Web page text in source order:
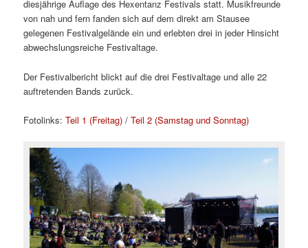
diesjährige Auflage des Hexentanz Festivals statt. Musikfreunde
von nah und fern fanden sich auf dem direkt am Stausee
gelegenen Festivalgelände ein und erlebten drei in jeder Hinsicht
abwechslungsreiche Festivaltage.
Der Festivalbericht blickt auf die drei Festivaltage und alle 22
auftretenden Bands zurück.
Fotolinks:Teil 1 (Freitag) /Teil 2 (Samstag und Sonntag)